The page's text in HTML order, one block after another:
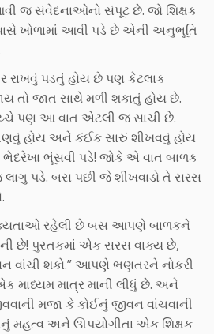
જ સંવેદનાઓનો સંપૂટ છે. જો શિક્ષક
ખોળામાં આવી પડે છે એની અનુભૂતિ
પડતું હોય છે પણ કેટલાક
તો જાત સાથે મળી શકાતું હોય છે.
પણ આ વાત એટલી જ સાચી છે.
હોય અને કંઈક સારું શીખવવું હોય
ભેદરેખા ભૂંસવી પડે! જોકે એ વાત બાળક
પડે. બસ પછી જે શીખવાડો તે સરસ
રહેલી છે બસ આપણે બાળકને
છે! પુસ્તકમાં એક સરસ વાક્ય છે,
વાંચી શકો.” આપણે ભણતરને નોકરી
માધ્યમ માત્ર માની લીધું છે. અને
મજા કે કોઈનું જીવન વાંચવાની
મહત્વ અને ઊપયોગીતા એક શિક્ષક